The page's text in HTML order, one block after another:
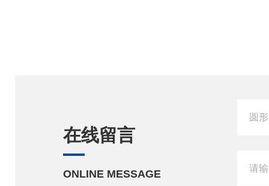
在线留言
ONLINE MESSAGE